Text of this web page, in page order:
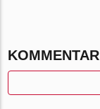
KOMMENTAR